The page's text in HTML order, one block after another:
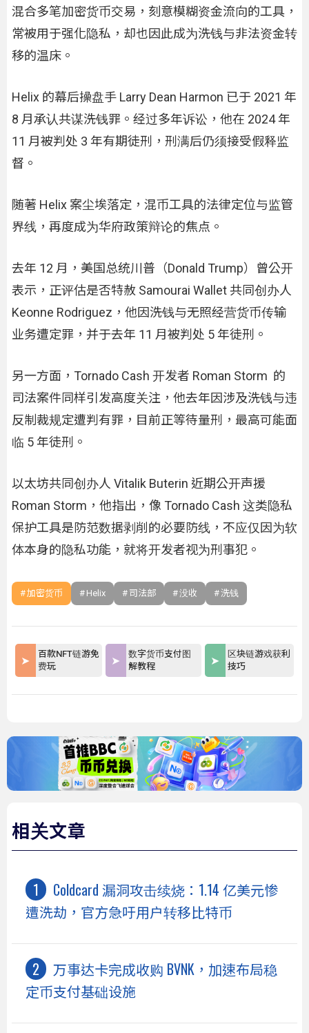
混合多笔加密货币交易，刻意模糊资金流向的工具，
常被用于强化隐私，却也因此成为洗钱与非法资金转
移的温床。
Helix 的幕后操盘手 Larry Dean Harmon 已于 2021 年
8 月承认共谋洗钱罪。经过多年诉讼，他在 2024 年
11 月被判处 3 年有期徒刑，刑满后仍须接受假释监
督。
随著 Helix 案尘埃落定，混币工具的法律定位与监管
界线，再度成为华府政策辩论的焦点。
去年 12 月，美国总统川普（Donald Trump）曾公开
表示，正评估是否特赦 Samourai Wallet 共同创办人
Keonne Rodriguez，他因洗钱与无照经营货币传输
业务遭定罪，并于去年 11 月被判处 5 年徒刑。
另一方面，Tornado Cash 开发者 Roman Storm 的
司法案件同样引发高度关注，他去年因涉及洗钱与违
反制裁规定遭判有罪，目前正等待量刑，最高可能面
临 5 年徒刑。
以太坊共同创办人 Vitalik Buterin 近期公开声援
Roman Storm，他指出，像 Tornado Cash 这类隐私
保护工具是防范数据剥削的必要防线，不应仅因为软
体本身的隐私功能，就将开发者视为刑事犯。
加密货币 Helix 司法部 没收 洗钱
百款NFT链游免
费玩
数字货币支付图
解教程
区块链游戏获利
技巧
相关文章
Coldcard 漏洞攻击续烧：1.14 亿美元惨
遭洗劫，官方急吁用户转移比特币
万事达卡完成收购 BVNK，加速布局稳
定币支付基础设施